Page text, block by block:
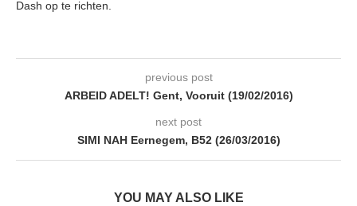
Dash op te richten.
previous post
ARBEID ADELT! Gent, Vooruit (19/02/2016)
next post
SIMI NAH Eernegem, B52 (26/03/2016)
YOU MAY ALSO LIKE